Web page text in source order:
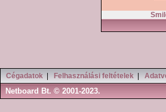
Cégadatok Felhasználási feltételek
Netboard Bt. © 2001-2023.